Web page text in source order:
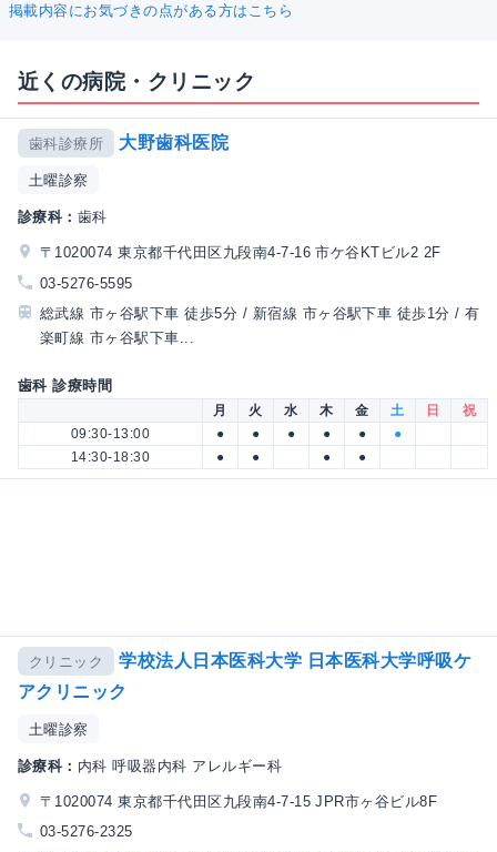
掲載内容にお気づきの点がある方はこちら
近くの病院・クリニック
歯科診療所 大野歯科医院
土曜診察
診療科： 歯科
〒1020074 東京都千代田区九段南4-7-16 市ケ谷KTビル2 2F
03-5276-5595
総武線 市ヶ谷駅下車 徒歩5分 / 新宿線 市ヶ谷駅下車 徒歩1分 / 有
楽町線 市ヶ谷駅下車...
歯科 診療時間
月 火 水 木 金 土 日
祝
09:30-13:00
● ● ● ● ●
●
14:30-18:30
● ● ● ●
クリニック
学校法人日本医科大学 日本医科大学呼吸ケ
アクリニック
土曜診察
診療科： 内科 呼吸器内科 アレルギー科
〒1020074 東京都千代田区九段南4-7-15 JPR市ヶ谷ビル8F
03-5276-2325